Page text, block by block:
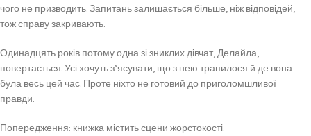
чого не призводить. Запитань залишається більше, ніж відповідей,
тож справу закривають.
Одинадцять років потому одна зі зниклих дівчат, Делайла,
повертається. Усі хочуть з’ясувати, що з нею трапилося й де вона
була весь цей час. Проте ніхто не готовий до приголомшливої
правди.
Попередження: книжка містить сцени жорстокості.